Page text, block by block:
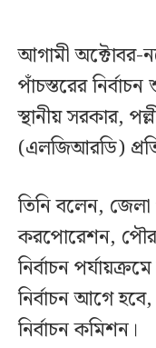
আগামী অক্টোবর-
পাঁচস্তরের
স্থানীয় সরকার,
(এলজিআরডি)
তিনি বলেন,
করপোরেশন,
নির্বাচন
নির্বাচন আগে
নির্বাচন কমিশন।